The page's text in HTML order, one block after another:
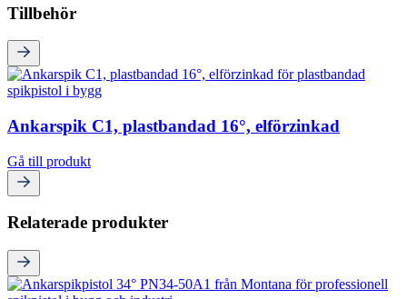
Tillbehör
Ankarspik C1, plastbandad 16°, elförzinkad
Gå till produkt
Relaterade produkter